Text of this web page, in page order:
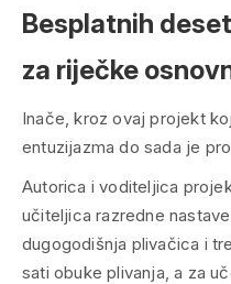
Besplatnih
za riječke
Inače, kroz ovaj projekt
entuzijazma do sada je
Autorica i voditeljica
učiteljica razredne
dugogodišnja plivačica i
sati obuke plivanja, a za